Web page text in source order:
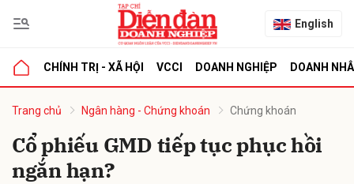
English
CHÍNH TRỊ - XÃ HỘI VCCI DOANH NGHIỆP DOANH
Trang chủ Ngân hàng - Chứng khoán Chứng khoán
Cổ phiếu GMD tiếp tục phục hồi
ngắn hạn?
luận